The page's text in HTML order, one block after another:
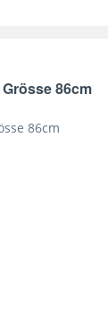
86cm
86cm